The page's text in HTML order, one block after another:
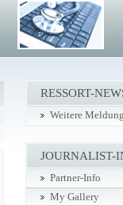
RESSORT-
Weitere
JOURNALIST-
Partner-Info
My Gallery